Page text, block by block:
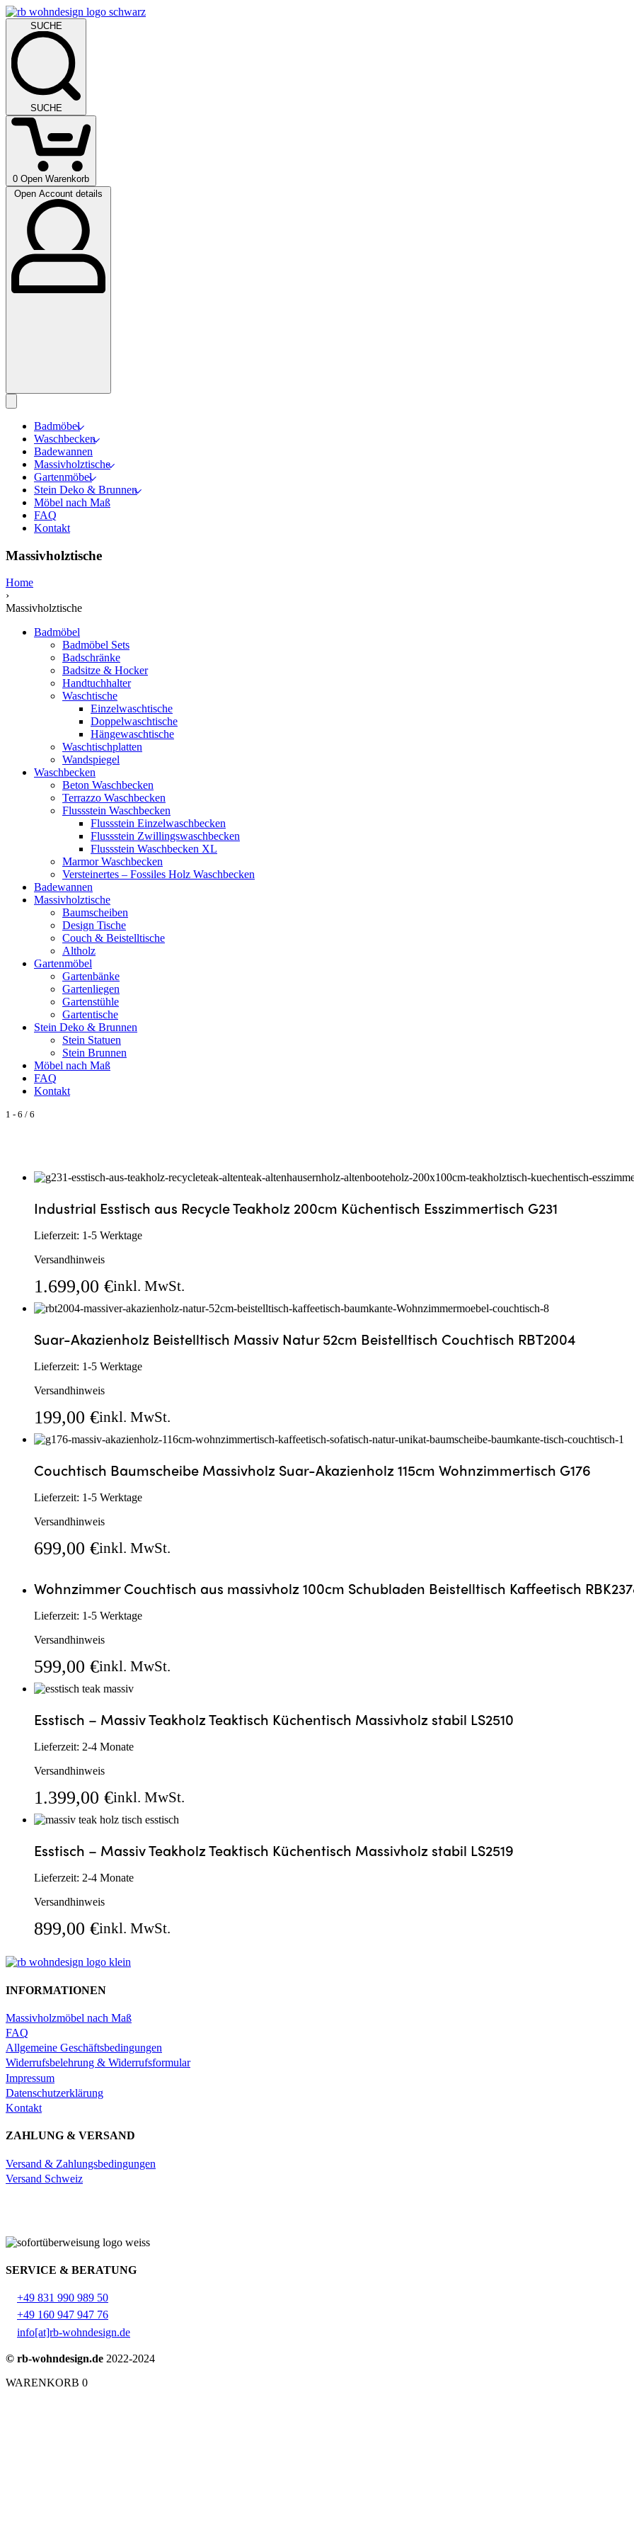
SUCHE
SUCHE
0 Open Warenkorb
Open Account details
Badmöbel
Waschbecken
Badewannen
Massivholztische
Gartenmöbel
Stein Deko & Brunnen
Möbel nach Maß
FAQ
Kontakt
Massivholztische
Home
›
Massivholztische
Badmöbel
Badmöbel Sets
Badschränke
Badsitze & Hocker
Handtuchhalter
Waschtische
Einzelwaschtische
Doppelwaschtische
Hängewaschtische
Waschtischplatten
Wandspiegel
Waschbecken
Beton Waschbecken
Terrazzo Waschbecken
Flussstein Waschbecken
Flussstein Einzelwaschbecken
Flussstein Zwillingswaschbecken
Flussstein Waschbecken XL
Marmor Waschbecken
Versteinertes – Fossiles Holz Waschbecken
Badewannen
Massivholztische
Baumscheiben
Design Tische
Couch & Beistelltische
Altholz
Gartenmöbel
Gartenbänke
Gartenliegen
Gartenstühle
Gartentische
Stein Deko & Brunnen
Stein Statuen
Stein Brunnen
Möbel nach Maß
FAQ
Kontakt
1 - 6 / 6
Industrial Esstisch aus Recycle Teakholz 200cm Küchentisch Esszimmertisch G231
Lieferzeit: 1-5 Werktage
Versandhinweis
1.699,00 €inkl. MwSt.
In den Warenkorb Schnellansicht
Suar-Akazienholz Beistelltisch Massiv Natur 52cm Beistelltisch Couchtisch RBT2004
Lieferzeit: 1-5 Werktage
Versandhinweis
199,00 €inkl. MwSt.
In den Warenkorb Schnellansicht
Couchtisch Baumscheibe Massivholz Suar-Akazienholz 115cm Wohnzimmertisch G176
Lieferzeit: 1-5 Werktage
Versandhinweis
699,00 €inkl. MwSt.
Wohnzimmer Couchtisch aus massivholz 100cm Schubladen Beistelltisch Kaffeetisch
Lieferzeit: 1-5 Werktage
Versandhinweis
599,00 €inkl. MwSt.
Esstisch – Massiv Teakholz Teaktisch Küchentisch Massivholz stabil LS2510
Lieferzeit: 2-4 Monate
Versandhinweis
1.399,00 €inkl. MwSt.
Esstisch – Massiv Teakholz Teaktisch Küchentisch Massivholz stabil LS2519
Lieferzeit: 2-4 Monate
Versandhinweis
899,00 €inkl. MwSt.
INFORMATIONEN
Massivholzmöbel nach Maß
FAQ
Allgemeine Geschäftsbedingungen
Widerrufsbelehrung & Widerrufsformular
Impressum
Datenschutzerklärung
Kontakt
ZAHLUNG & VERSAND
Versand & Zahlungsbedingungen
Versand Schweiz
SERVICE & BERATUNG
+49 831 990 989 50
+49 160 947 947 76
info[at]rb-wohndesign.de
© rb-wohndesign.de 2022-2024
WARENKORB 0